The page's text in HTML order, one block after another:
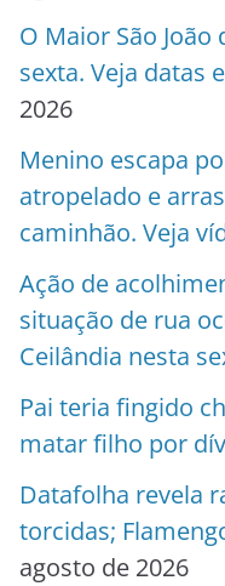
O Maior São
sexta. Veja datas
2026
Menino escapa
atropelado e
caminhão. Veja
Ação de
situação de rua
Ceilândia nesta
Pai teria fingido
matar filho por
Datafolha revela
torcidas;
agosto de 2026